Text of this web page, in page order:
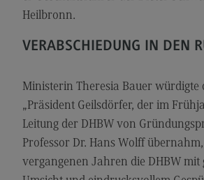
Berufsperspektiven
Digitalisierung in der Sozialen
Digitalisierung in der Sozialen
Heilbronn.
VERABSCHIEDUNG IN DEN
Ministerin Theresia Bauer würdigte
„Präsident Geilsdörfer, der im
Leitung der DHBW von
Professor Dr. Hans Wolff
vergangenen Jahren die DHBW mit